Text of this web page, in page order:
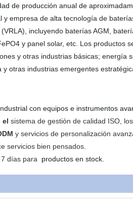
de producción anual de
y empresa de alta tecnología de
incluyendo baterías AGM,
y panel solar, etc. Los productos
y otras industrias básicas;
otras industrias emergentes
con equipos e instrumentos
el sistema de gestión de calidad ISO,
y servicios de personalización
servicios bien pensados.
días para
productos en stock.